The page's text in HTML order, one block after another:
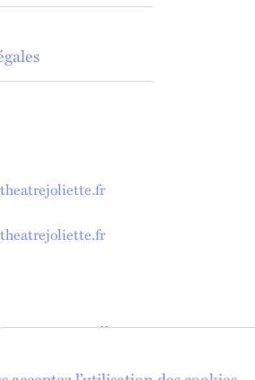
13002 Marseille
des artistes